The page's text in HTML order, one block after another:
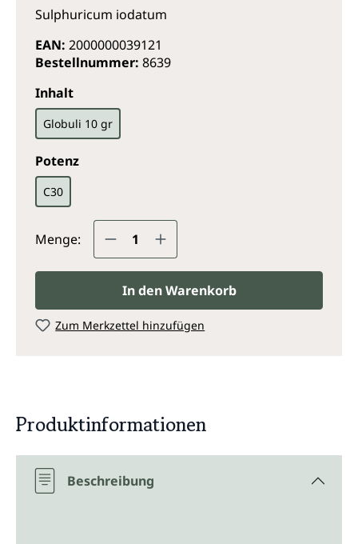
Sulphuricum iodatum
EAN: 2000000039121
Bestellnummer: 8639
Inhaltauswählen
Globuli 10 gr
Potenzauswählen
C30
Menge: Produkt Anzahl: Gib den
In den Warenkorb
Zum Merkzettel hinzufügen
Produktinformationen
Beschreibung